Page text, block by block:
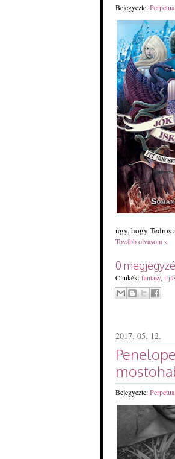
Bejegyezte:Perpetua
úgy, hogy Tedros
Tovább olvasom »
0
Címkék: fantasy
2017. 05. 12.
Bejegyezte:Perpetua